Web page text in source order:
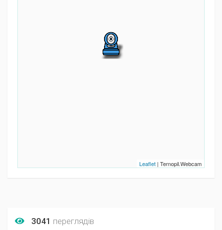
Leaflet | Ternopil.Webcam
3041 переглядів